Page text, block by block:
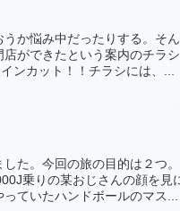
か悩み中だったりする。そ
ができたという案内のチラ
ンカット！！チラシには、...
た。今回の旅の目的は２つ
乗りの某おじさんの顔を見
ていたハンドボールのマス...